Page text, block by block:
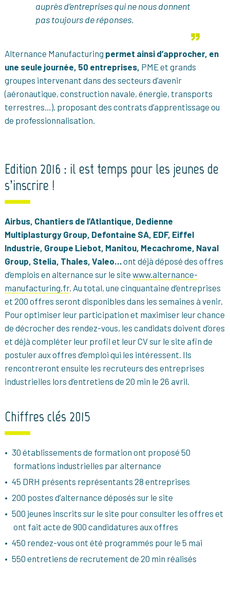
auprès d’entreprises qui ne nous donnent
pas toujours de réponses.
Alternance Manufacturing permet ainsi d’approcher, en
une seule journée, 50 entreprises, PME et grands
groupes intervenant dans des secteurs d’avenir
(aéronautique, construction navale, énergie, transports
terrestres…), proposant des contrats d’apprentissage ou
de professionnalisation.
Edition 2016 : il est temps pour les jeunes de
s’inscrire !
Airbus, Chantiers de l’Atlantique, Dedienne
Multiplasturgy Group, Defontaine SA, EDF, Eiffel
Industrie, Groupe Liebot, Manitou, Mecachrome, Naval
Group, Stelia, Thales, Valeo…ont déjà déposé des offres
d’emplois en alternance sur le site www.alternance-
manufacturing.fr. Au total, une cinquantaine d’entreprises
et 200 offres seront disponibles dans les semaines à venir.
Pour optimiser leur participation et maximiser leur chance
de décrocher des rendez-vous, les candidats doivent d’ores
et déjà compléter leur profil et leur CV sur le site afin de
postuler aux offres d’emploi qui les intéressent. Ils
rencontreront ensuite les recruteurs des entreprises
industrielles lors d’entretiens de 20 min le 26 avril.
Chiffres clés 2015
30 établissements de formation ont proposé 50
formations industrielles par alternance
45 DRH présents représentants 28 entreprises
200 postes d’alternance déposés sur le site
500 jeunes inscrits sur le site pour consulter les offres et
ont fait acte de 900 candidatures aux offres
450 rendez-vous ont été programmés pour le 5 mai
550 entretiens de recrutement de 20 min réalisés